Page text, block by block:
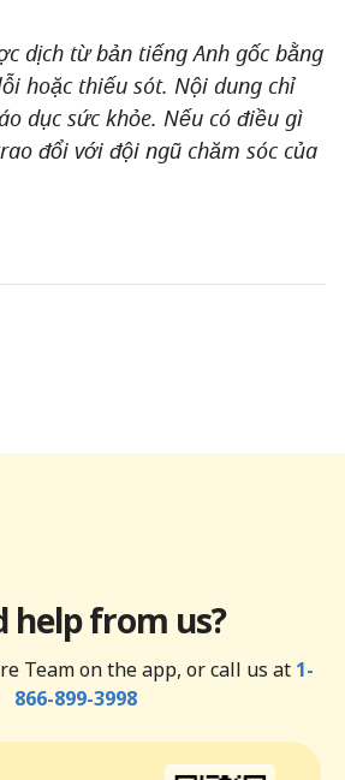
dịch từ bản tiếng Anh gốc bằng
hoặc thiếu sót. Nội dung chỉ
dục sức khỏe. Nếu có điều gì
đổi với đội ngũ chăm sóc của
help from us?
Team on the app, or call us at 1-
866-899-3998